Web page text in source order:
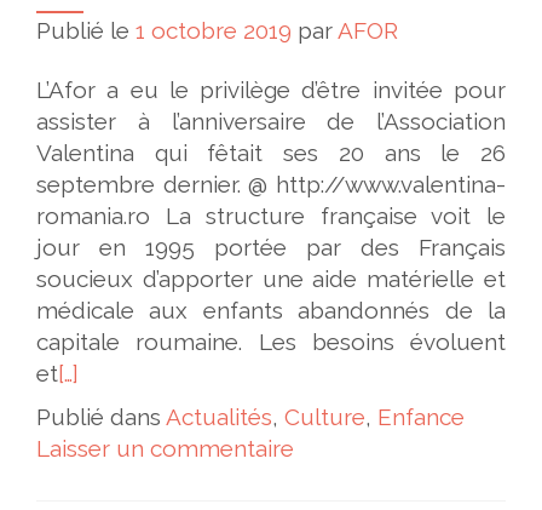
Publié le 1 octobre 2019 par AFOR
L’Afor a eu le privilège d’être invitée pour
assister à l’anniversaire de l’Association
Valentina qui fêtait ses 20 ans le 26
septembre dernier. @ http://www.valentina-
romania.ro La structure française voit le
jour en 1995 portée par des Français
soucieux d’apporter une aide matérielle et
médicale aux enfants abandonnés de la
capitale roumaine. Les besoins évoluent
et[…]
Publié dans Actualités, Culture, Enfance
Laisser un commentaire